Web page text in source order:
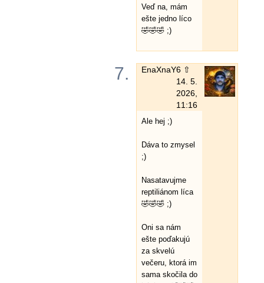
Veď na, mám
ešte jedno líco
🤣🤣🤣 ;)
7. EnaXnaY6 ⇧
14. 5.
2026,
11:16
Ale hej ;)
Dáva to zmysel
;)
Nasatavujme
reptiliánom líca
🤣🤣🤣 ;)
Oni sa nám
ešte poďakujú
za skvelú
večeru, ktorá im
sama skočila do